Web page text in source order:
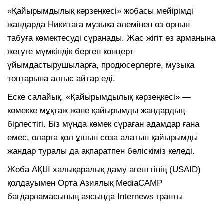
«Қайырымдылық кәрзеңкесі» жобасы мейірімді
жандарда Никитаға музыка әлемінен өз орнын
табуға көмектесуді сұранады. Жас жігіт өз арманына
жетуге мүмкіндік берген концерт
ұйымдастырушыларға, продюсерлерге, музыка
топтарына алғыс айтар еді.
Еске салайық, «Қайырымдылық кәрзеңкесі» —
көмекке мұқтаж және қайырымды жандардың
бірлестігі. Біз мұнда көмек сұраған адамдар ғана
емес, оларға қол ұшын соза алатын қайырымды
жандар туралы да ақпаратпен бөліскіміз келеді.
Жоба АҚШ халықаралық даму агенттінің (USAID)
қолдауымен Орта Азиялық MediaCAMP
бағдарламасының аясында Internews гранты